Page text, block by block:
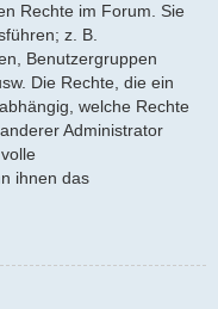
Rechte im Forum. Sie
z. B.
Benutzergruppen
Die Rechte, die ein
welche Rechte
Administrator
ihnen das